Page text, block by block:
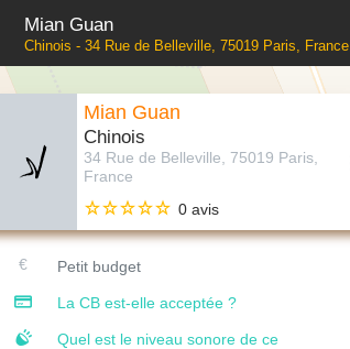
Mian Guan
Chinois - 34 Rue de Belleville, 75019 Paris, France
Mian Guan
Chinois
34 Rue de Belleville, 75019 Paris,
France
0 avis
Petit budget
La CB est-elle acceptée ?
Quel est le niveau sonore de ce